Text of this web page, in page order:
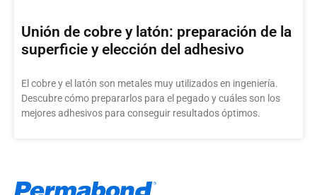
Unión de cobre y latón: preparación de la
superficie y elección del adhesivo
El cobre y el latón son metales muy utilizados en ingeniería.
Descubre cómo prepararlos para el pegado y cuáles son los
mejores adhesivos para conseguir resultados óptimos.